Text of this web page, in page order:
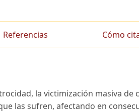
Referencias Cómo
la victimización masiva de
las sufren, afectando en